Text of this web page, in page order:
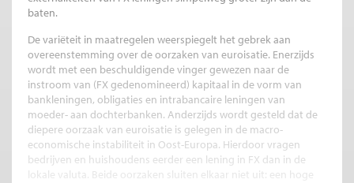
baten.
De variëteit in maatregelen weerspiegelt het gebrek aan
overeenstemming over de oorzaken van euroisatie. Enerzijds
wordt met een beschuldigende vinger gewezen naar de
instroom van (FX gedenomineerd) kapitaal in de vorm van
bankleningen, obligaties en intrabancaire leningen van
moeder- aan dochterbanken. Anderzijds wordt gesteld dat de
diepere oorzaak van euroisatie is gelegen in de macro-
economische instabiliteit in Oost-Europa. Hierdoor vragen
bedrijven en huishoudens eerder een lening in FX dan in de
lokale valuta. Beide oorzaken sluiten elkaar niet uit: een hoge